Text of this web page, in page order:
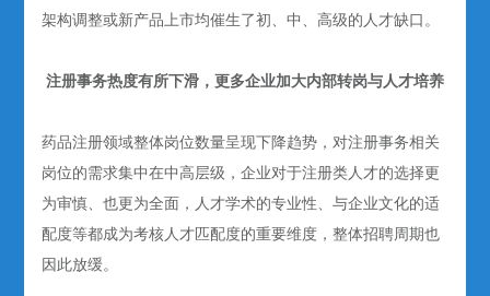
架构调整或新产品上市均催生了初、中、高级的人才缺口。
注册事务热度有所下滑，更多企业加大内部转岗与人才培养
药品注册领域整体岗位数量呈现下降趋势，对注册事务相关
岗位的需求集中在中高层级，企业对于注册类人才的选择更
为审慎、也更为全面，人才学术的专业性、与企业文化的适
配度等都成为考核人才匹配度的重要维度，整体招聘周期也
因此放缓。